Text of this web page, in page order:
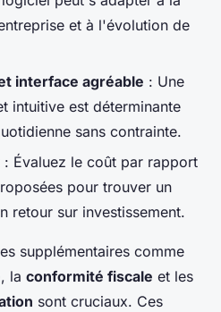
et à l'évolution de
interface agréable : Une
intuitive est déterminante
sans contrainte.
: Évaluez le coût par rapport
pour trouver un
retour sur investissement.
supplémentaires comme
, la conformité fiscale et les
sont cruciaux. Ces